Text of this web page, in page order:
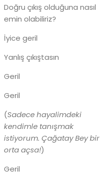
Doğru çıkış olduğuna nasıl
emin olabiliriz?
İyice geril
Yanlış çıkıştasın
Geril
Geril
(Sadece hayalimdeki
kendimle tanışmak
istiyorum. Çağatay Bey bir
orta açsa!)
Geril